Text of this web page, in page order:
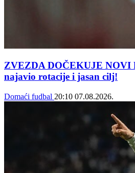
ZVEZDA DOČEKUJE NOVI
najavio rotacije i jasan cilj!
Domaći fudbal 20:10 07.08.2026.